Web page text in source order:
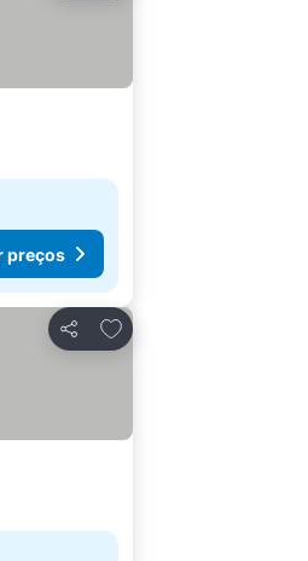
preços
Partilhar
Adicionar aos favoritos